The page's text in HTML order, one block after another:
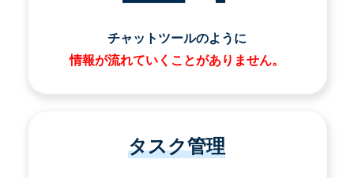
チャットツールのように
情報が流れていくことがありません。
タスク管理